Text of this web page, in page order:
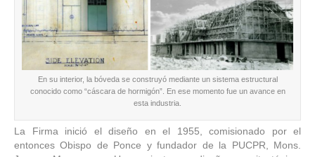
En su interior, la bóveda se construyó mediante un sistema estructural
conocido como “cáscara de hormigón”. En ese momento fue un avance en
esta industria.
La Firma inició el diseño en el 1955, comisionado por el
entonces Obispo de Ponce y fundador de la PUCPR, Mons.